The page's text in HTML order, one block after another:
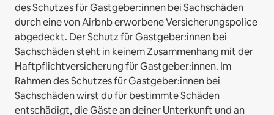
des Schutzes für Gastgeber:innen bei Sachschäden
durch eine von Airbnb erworbene Versicherungspolice
abgedeckt. Der Schutz für Gastgeber:innen bei
Sachschäden steht in keinem Zusammenhang mit der
Haftpflichtversicherung für Gastgeber:innen. Im
Rahmen des Schutzes für Gastgeber:innen bei
Sachschäden wirst du für bestimmte Schäden
entschädigt, die Gäste an deiner Unterkunft und an